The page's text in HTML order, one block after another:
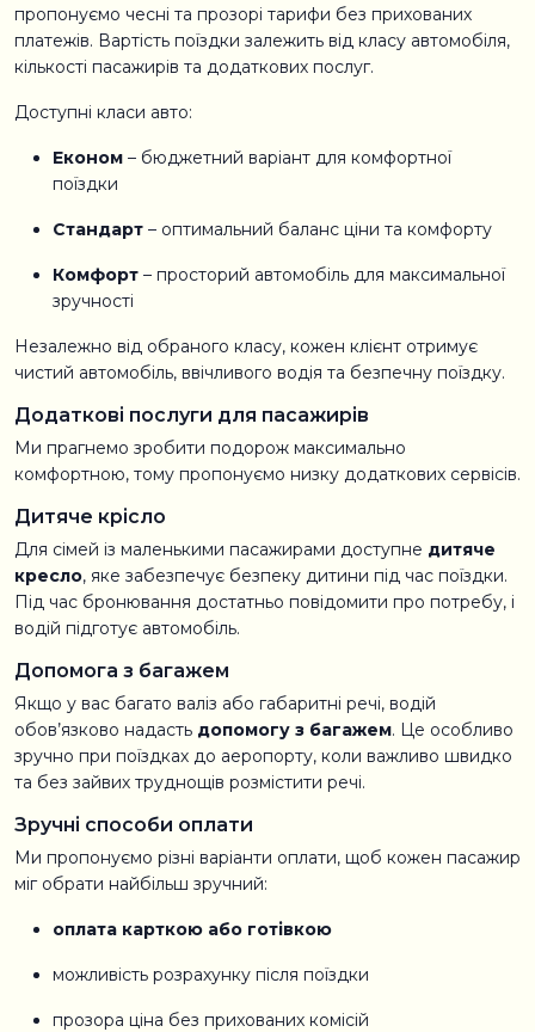
пропонуємо чесні та прозорі тарифи без прихованих
платежів. Вартість поїздки залежить від класу автомобіля,
кількості пасажирів та додаткових послуг.
Доступні класи авто:
Економ – бюджетний варіант для комфортної
поїздки
Стандарт – оптимальний баланс ціни та комфорту
Комфорт – просторий автомобіль для максимальної
зручності
Незалежно від обраного класу, кожен клієнт отримує
чистий автомобіль, ввічливого водія та безпечну поїздку.
Додаткові послуги для пасажирів
Ми прагнемо зробити подорож максимально
комфортною, тому пропонуємо низку додаткових сервісів.
Дитяче крісло
Для сімей із маленькими пасажирами доступне дитяче
кресло, яке забезпечує безпеку дитини під час поїздки.
Під час бронювання достатньо повідомити про потребу, і
водій підготує автомобіль.
Допомога з багажем
Якщо у вас багато валіз або габаритні речі, водій
обов’язково надасть допомогу з багажем. Це особливо
зручно при поїздках до аеропорту, коли важливо швидко
та без зайвих труднощів розмістити речі.
Зручні способи оплати
Ми пропонуємо різні варіанти оплати, щоб кожен пасажир
міг обрати найбільш зручний:
оплата карткою або готівкою
можливість розрахунку після поїздки
прозора ціна без прихованих комісій